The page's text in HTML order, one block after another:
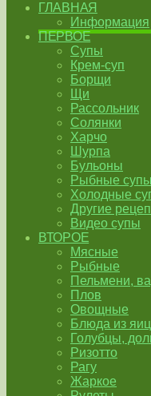
ГЛАВНАЯ
Информация
ПЕРВОЕ
Супы
Крем-суп
Борщи
Щи
Рассольник
Солянки
Харчо
Шурпа
Бульоны
Рыбные супы
Холодные
Другие
Видео супы
ВТОРОЕ
Мясные
Рыбные
Пельмени,
Плов
Овощные
Блюда из яиц
Голубцы,
Ризотто
Рагу
Жаркое